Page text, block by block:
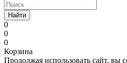
Найти
0
0
0
Корзина
Продолжая использовать сайт, вы